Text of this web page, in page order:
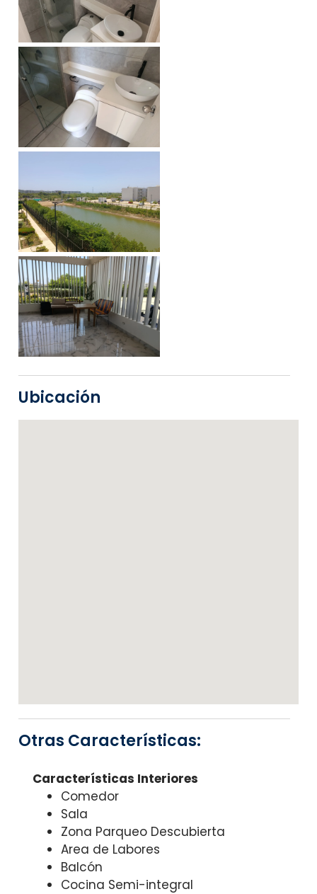
Ubicación
Otras Características:
Características Interiores
Comedor
Sala
Zona Parqueo Descubierta
Area de Labores
Balcón
Cocina Semi-integral